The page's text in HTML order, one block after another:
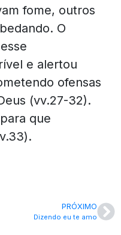
fome, outros
O
e alertou
ofensas
(vv.27-32).
que
PRÓXIMO
Dizendo eu te amo